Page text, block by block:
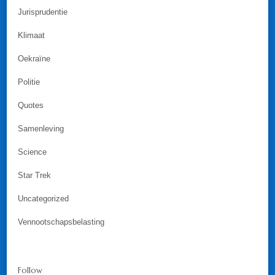
Jurisprudentie
Klimaat
Oekraïne
Politie
Quotes
Samenleving
Science
Star Trek
Uncategorized
Vennootschapsbelasting
Follow